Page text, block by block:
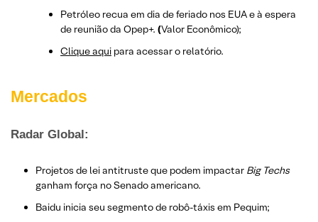
Petróleo recua em dia de feriado nos EUA e à espera
de reunião da Opep+. (Valor Econômico);
Clique aqui para acessar o relatório.
Mercados
Radar Global:
Projetos de lei antitruste que podem impactar Big Techs
ganham força no Senado americano.
Baidu inicia seu segmento de robô-táxis em Pequim;